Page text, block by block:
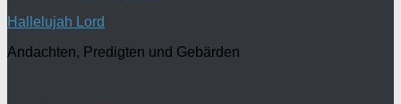
Hallelujah Lord
Andachten, Predigten und Gebärden